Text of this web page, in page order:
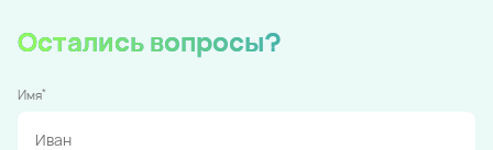
Остались вопросы?
Имя*